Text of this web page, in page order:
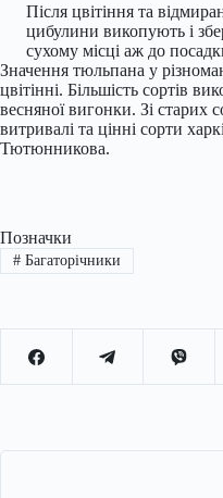
Після цвітіння та
цибулини викопують і
сухому місці аж до
Значення тюльпана у
цвітінні. Більшість сортів
весняної вигонки. Зі старих
витривалі та цінні сорти
Тютюнникова.
Позначки
#Багаторічники